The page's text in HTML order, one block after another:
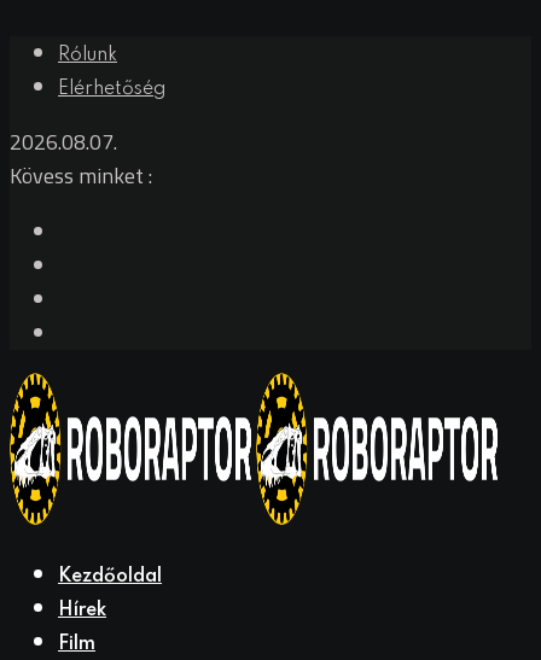
Rólunk
Elérhetőség
2026.08.07.
Kövess minket :
Kezdőoldal
Hírek
Film